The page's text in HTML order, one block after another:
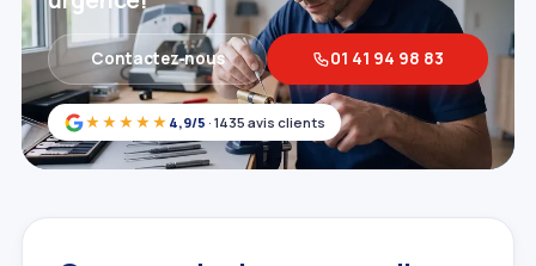
★★★★★ 4,9/5 · 1435 avis clients
Contactez‑nous 01 41 94 98 83